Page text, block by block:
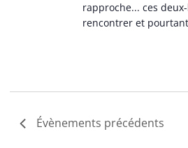
rapproche... ces
rencontrer et
Évènements précédents